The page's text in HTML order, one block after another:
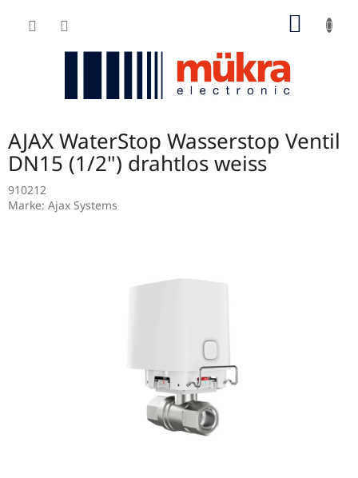
Inhalt
AJAX WaterStop Wasserstop Ventil
DN15 (1/2") drahtlos weiss
910212
Marke: Ajax Systems